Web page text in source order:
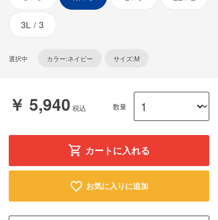
3L 3
選択中 カラー:ネイビー サイズ:M
￥ 5,940 数量
カートに入れる
お気に入りに追加